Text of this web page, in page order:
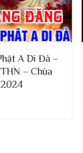
Niệm Phật Như
L Đ,Đ Thích Đạo